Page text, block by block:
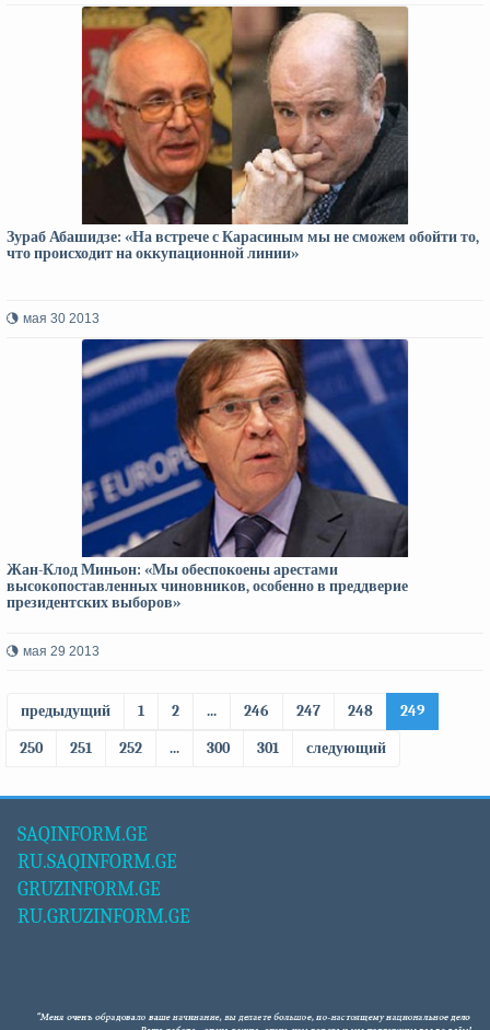
Зураб Абашидзе: «На встрече с Карасиным мы не сможем обойти то,
что происходит на оккупационной линии»
мая 30 2013
Жан-Клод Миньон: «Мы обеспокоены арестами
высокопоставленных чиновников, особенно в преддверие
президентских выборов»
мая 29 2013
предыдущий 1 2 ... 246 247 248
249
250
251 252 ... 300 301 следующий
SAQINFORM.GE
RU.SAQINFORM.GE
GRUZINFORM.GE
RU.GRUZINFORM.GE